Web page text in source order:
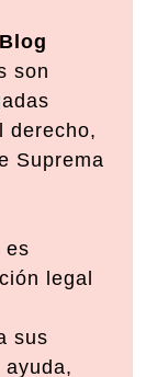
son
derecho,
Suprema
es
legal
sus